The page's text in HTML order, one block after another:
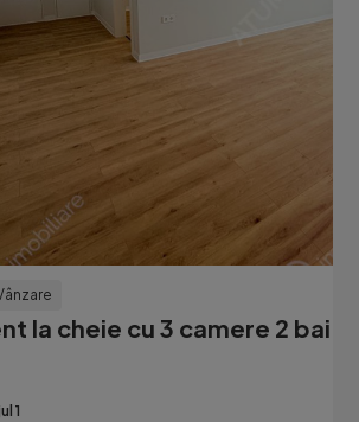
la cheie cu 3 camere 2 bai
1